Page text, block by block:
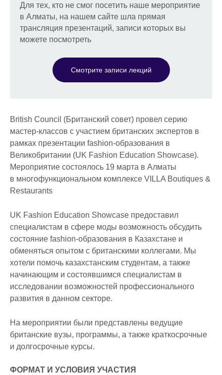
Для тех, кто не смог посетить наше мероприятие
в Алматы, на нашем сайте шла прямая
трансляция презентаций, записи которых вы
можете посмотреть
Смотрите записи лекций
British Council (Британский совет) провел серию
мастер-классов с участием британских экспертов в
рамках презентации fashion-образования в
Великобритании (UK Fashion Education Showcase).
Мероприятие состоялось 19 марта в Алматы
в многофункциональном комплексе VILLA Boutiques &
Restaurants
UK Fashion Education Showcase предоставил
специалистам в сфере моды возможность обсудить
состояние fashion-образования в Казахстане и
обменяться опытом с британскими коллегами. Мы
хотели помочь казахстанским студентам, а также
начинающим и состоявшимся специалистам в
исследовании возможностей профессионального
развития в данном секторе.
На мероприятии были представлены ведущие
британские вузы, программы, а также краткосрочные
и долгосрочные курсы.
ФОРМАТ И УСЛОВИЯ УЧАСТИЯ